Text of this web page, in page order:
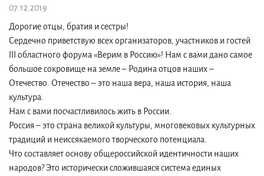
07.12.2019
Дорогие отцы, братия и сестры!
Сердечно приветствую всех организаторов, участников и гостей
III областного форума «Верим в Россию»! Нам с вами дано самое
большое сокровище на земле – Родина отцов наших –
Отечество. Отечество – это наша вера, наша история, наша
культура.
Нам с вами посчастливилось жить в России.
Россия – это страна великой культуры, многовековых культурных
традиций и неиссякаемого творческого потенциала.
Что составляет основу общероссийской идентичности наших
народов? Это исторически сложившаяся система единых